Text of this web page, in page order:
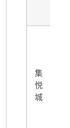
集
悦
城